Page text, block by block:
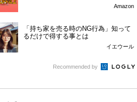
Amazon
「持ち家を売る時のNG行為」知って
るだけで得する事とは
イエウール
Recommended by